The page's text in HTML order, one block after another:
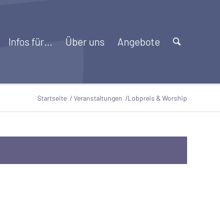
Infos für… Über uns Angebote
Startseite /Veranstaltungen /Lobpreis & Worship